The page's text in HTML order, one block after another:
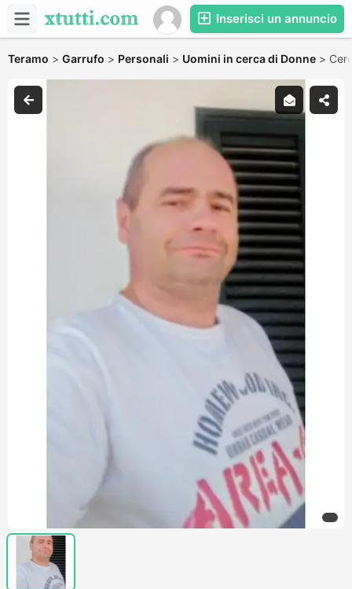
Inserisci un annuncio
Teramo > Garrufo > Personali > Uomini in cerca di Donne >